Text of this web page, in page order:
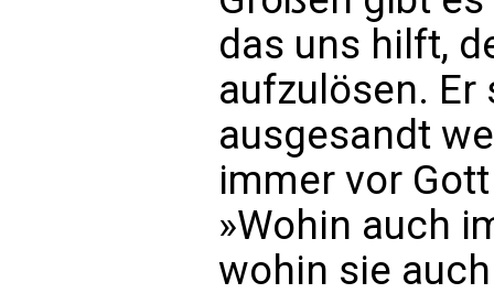
das uns hilft,
aufzulösen. Er
ausgesandt
immer vor
»Wohin auch
wohin sie